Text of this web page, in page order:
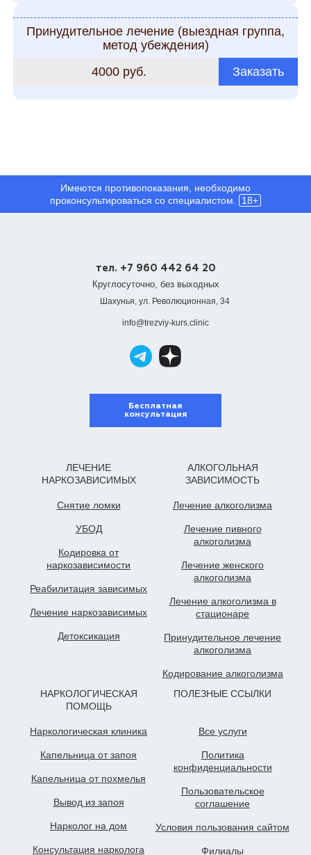
Принудительное лечение (выездная группа,
метод убеждения)
4000 руб.
Заказать
Имеются противопоказания, необходимо
проконсультироваться со специалистом.
18+
тел. +7 960 442 64 20
Круглосуточно, без выходных
Шахунья, ул. Революционная, 34
info@trezviy-kurs.clinic
Бесплатная
консультация
ЛЕЧЕНИЕ
НАРКОЗАВИСИМЫХ
Снятие ломки
УБОД
Кодировка от
наркозависимости
Реабилитация зависимых
Лечение наркозависимых
Детоксикация
АЛКОГОЛЬНАЯ
ЗАВИСИМОСТЬ
Лечение алкоголизма
Лечение пивного
алкоголизма
Лечение женского
алкоголизма
Лечение алкоголизма в
стационаре
Принудительное лечение
алкоголизма
Кодирование алкоголизма
НАРКОЛОГИЧЕСКАЯ
ПОМОЩЬ
Наркологическая клиника
Капельница от запоя
Капельница от похмелья
Вывод из запоя
Нарколог на дом
Консультация нарколога
ПОЛЕЗНЫЕ ССЫЛКИ
Все услуги
Политика
конфиденциальности
Пользовательское
cоглашение
Условия пользования сайтом
Филиалы